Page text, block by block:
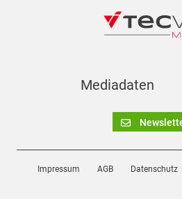
Mediadaten
Impressum AGB Datenschutz